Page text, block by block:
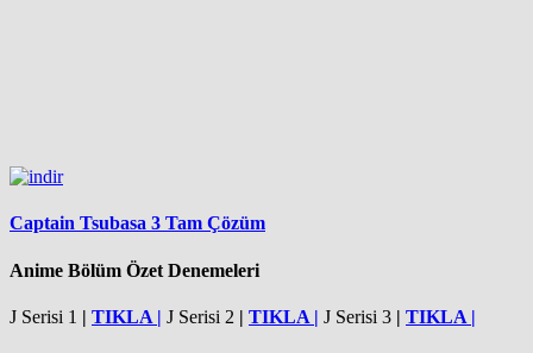
Captain Tsubasa 3 Tam Çözüm
Anime Bölüm Özet Denemeleri
J Serisi 1 | TIKLA | J Serisi 2 | TIKLA | J Serisi 3 | TIKLA |